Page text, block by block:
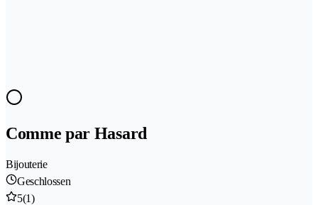
Comme par Hasard
Bijouterie
Geschlossen
5(1)